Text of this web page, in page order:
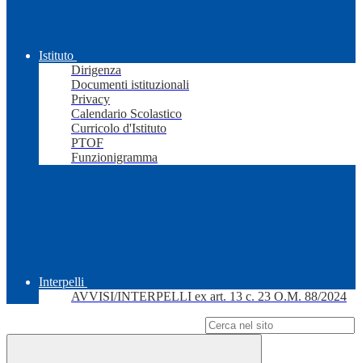
Istituto
Dirigenza
Documenti istituzionali
Privacy
Calendario Scolastico
Curricolo d'Istituto
PTOF
Funzionigramma
Interpelli
AVVISI/INTERPELLI ex art. 13 c. 23 O.M. 88/2024